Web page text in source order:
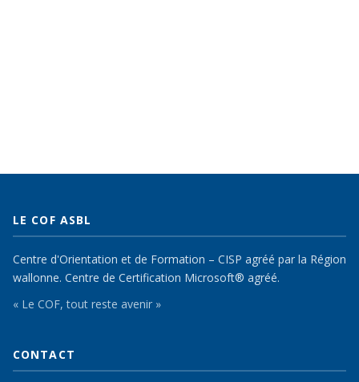
LE COF ASBL
Centre d'Orientation et de Formation – CISP agréé par la Région
wallonne. Centre de Certification Microsoft® agréé.
« Le COF, tout reste avenir »
CONTACT